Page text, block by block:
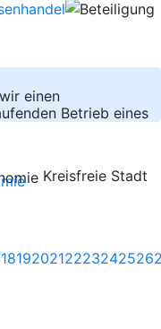
einen
Betrieb eines
Kreisfreie Stadt
181920212223242526